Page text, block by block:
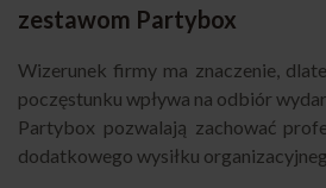
zestawom Partybox
Wizerunek firmy ma znaczenie,
poczęstunku wpływa na odbiór
Partybox pozwalają zachować
dodatkowego wysiłku